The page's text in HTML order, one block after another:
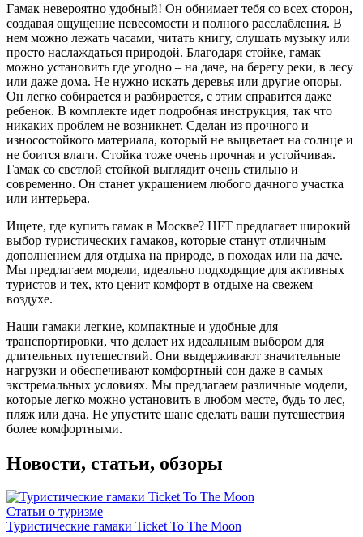
Гамак невероятно удобный! Он обнимает тебя со всех сторон,
создавая ощущение невесомости и полного расслабления. В
нем можно лежать часами, читать книгу, слушать музыку или
просто наслаждаться природой. Благодаря стойке, гамак
можно установить где угодно – на даче, на берегу реки, в лесу
или даже дома. Не нужно искать деревья или другие опоры.
Он легко собирается и разбирается, с этим справится даже
ребенок. В комплекте идет подробная инструкция, так что
никаких проблем не возникнет. Сделан из прочного и
износостойкого материала, который не выцветает на солнце и
не боится влаги. Стойка тоже очень прочная и устойчивая.
Гамак со светлой стойкой выглядит очень стильно и
современно. Он станет украшением любого дачного участка
или интерьера.
Ищете, где купить гамак в Москве? HFT предлагает широкий
выбор туристических гамаков, которые станут отличным
дополнением для отдыха на природе, в походах или на даче.
Мы предлагаем модели, идеально подходящие для активных
туристов и тех, кто ценит комфорт в отдыхе на свежем
воздухе.
Наши гамаки легкие, компактные и удобные для
транспортировки, что делает их идеальным выбором для
длительных путешествий. Они выдерживают значительные
нагрузки и обеспечивают комфортный сон даже в самых
экстремальных условиях. Мы предлагаем различные модели,
которые легко можно установить в любом месте, будь то лес,
пляж или дача. Не упустите шанс сделать ваши путешествия
более комфортными.
Новости, статьи, обзоры
Статьи о туризме
Туристические гамаки Ticket To The Moon